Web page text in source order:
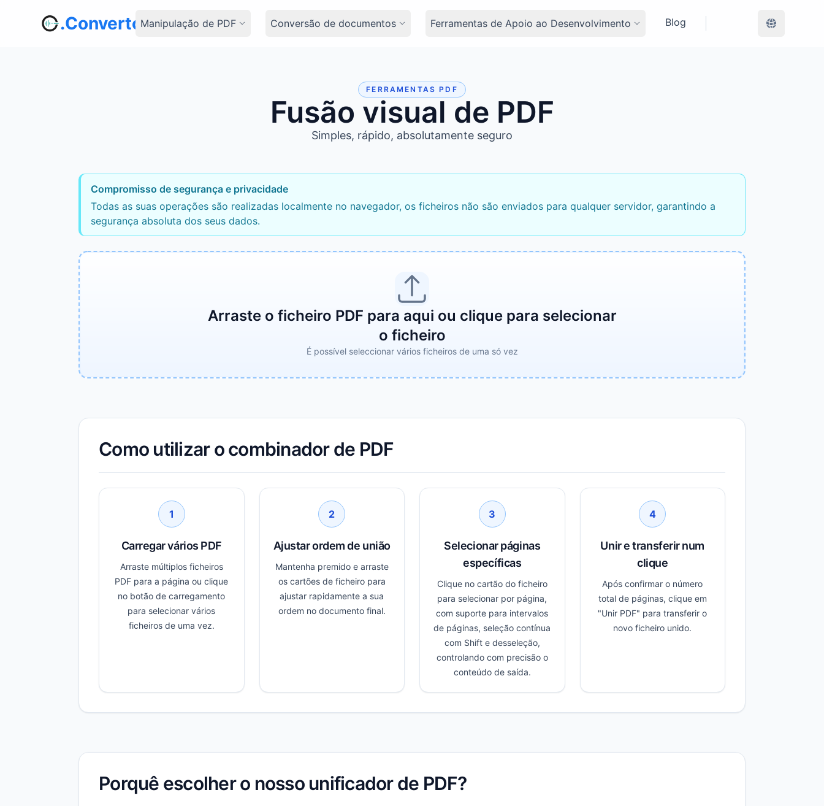
.ConvertorManipulação de PDF Conversão de documentos Ferramentas de Apoio ao Desenvolvimento Blog
FERRAMENTAS PDF
Fusão visual de PDF
Simples, rápido, absolutamente seguro
Compromisso de segurança e privacidade
Todas as suas operações são realizadas localmente no navegador, os ficheiros não são enviados para qualquer servidor, garantindo a
segurança absoluta dos seus dados.
Arraste o ficheiro PDF para aqui ou clique para selecionar
o ficheiro
É possível seleccionar vários ficheiros de uma só vez
Como utilizar o combinador de PDF
1
Carregar vários PDF
Arraste múltiplos ficheiros
PDF para a página ou clique
no botão de carregamento
para selecionar vários
ficheiros de uma vez.
2
Ajustar ordem de união
Mantenha premido e arraste
os cartões de ficheiro para
ajustar rapidamente a sua
ordem no documento final.
3
Selecionar páginas
específicas
Clique no cartão do ficheiro
para selecionar por página,
com suporte para intervalos
de páginas, seleção contínua
com Shift e desseleção,
controlando com precisão o
conteúdo de saída.
4
Unir e transferir num
clique
Após confirmar o número
total de páginas, clique em
"Unir PDF" para transferir o
novo ficheiro unido.
Porquê escolher o nosso unificador de PDF?